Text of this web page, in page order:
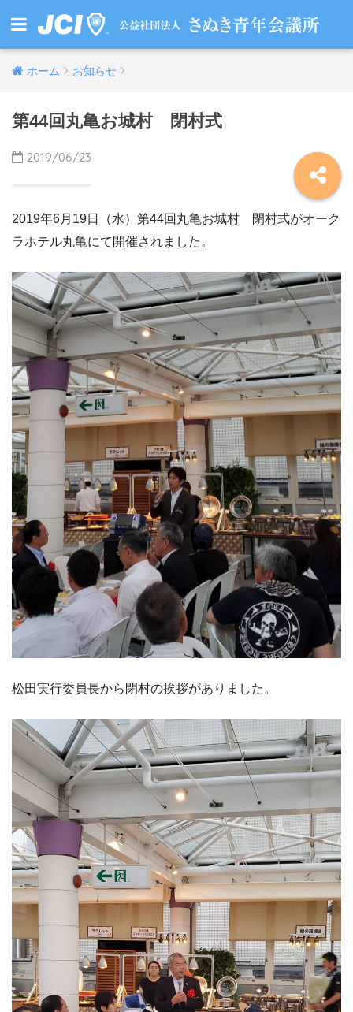
ホーム お知らせ
第44回丸亀お城村 閉村式
2019/06/23
2019年6月19日（水）第44回丸亀お城村 閉村式がオーク
ラホテル丸亀にて開催されました。
松田実行委員長から閉村の挨拶がありました。